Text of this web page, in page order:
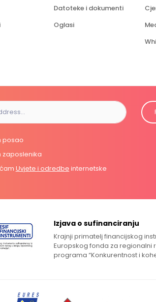
Datoteke i dokumenti
Oglasi
posao
zaposlenika
Uvjete i odredbe internetske
Izjava o sufinanciranju
Krajnji primatelj financijskog
Europskog fonda za regionalni
programa “Konkurentnost i